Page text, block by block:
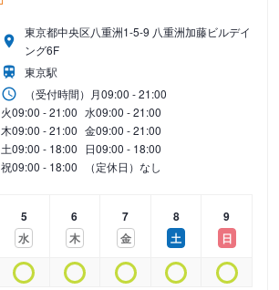
東京都中央区八重洲1-5-9 八重洲加藤ビルデイ
ング6F
東京駅
（受付時間） 月09:00 - 21:00
火09:00 - 21:00 水09:00 - 21:00
木09:00 - 21:00 金09:00 - 21:00
土09:00 - 18:00 日09:00 - 18:00
祝09:00 - 18:00 （定休日）なし
5
水
6
木
7
金
8
土
9
日